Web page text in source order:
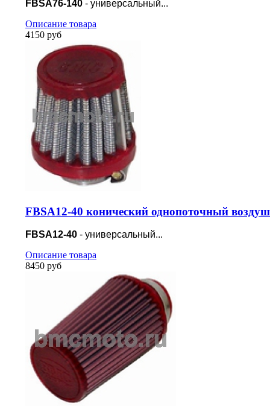
FBSA76-140 - универсальный...
Описание товара
4150 руб
FBSA12-40 конический однопоточный
FBSA12-40 - универсальный...
Описание товара
8450 руб